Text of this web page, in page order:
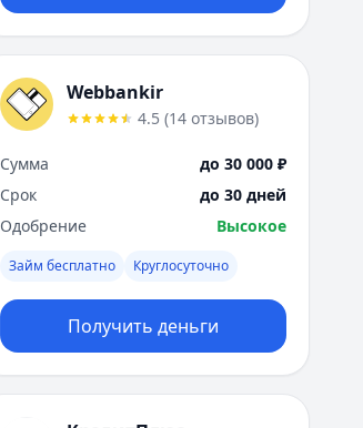
Webbankir
4.5 (14 отзывов)
Сумма
до 30 000 ₽
Срок
до 30 дней
Одобрение
Высокое
Займ бесплатно Круглосуточно
Получить деньги